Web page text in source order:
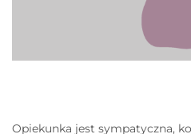
Opiekunka jest sympatyczna,